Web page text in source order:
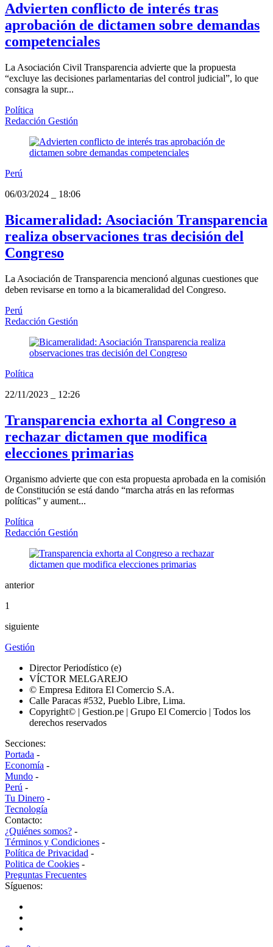
Advierten conflicto de interés tras
aprobación de dictamen sobre demandas
competenciales
La Asociación Civil Transparencia advierte que la propuesta
“excluye las decisiones parlamentarias del control judicial”, lo que
consagra la supr...
Política
Redacción Gestión
Perú
06/03/2024
18:06
Bicameralidad: Asociación Transparencia
realiza observaciones tras decisión del
Congreso
La Asociación de Transparencia mencionó algunas cuestiones que
deben revisarse en torno a la bicameralidad del Congreso.
Perú
Redacción Gestión
Política
22/11/2023
12:26
Transparencia exhorta al Congreso a
rechazar dictamen que modifica
elecciones primarias
Organismo advierte que con esta propuesta aprobada en la comisión
de Constitución se está dando “marcha atrás en las reformas
políticas” y aument...
Política
Redacción Gestión
anterior
1
siguiente
Gestión
Director Periodístico (e)
VÍCTOR MELGAREJO
© Empresa Editora El Comercio S.A.
Calle Paracas #532, Pueblo Libre, Lima.
Copyright© | Gestion.pe | Grupo El Comercio | Todos los
derechos reservados
Secciones:
Portada -
Economía -
Mundo -
Perú -
Tu Dinero -
Tecnología
Contacto:
¿Quiénes somos? -
Términos y Condiciones -
Política de Privacidad -
Politica de Cookies -
Preguntas Frecuentes
Síguenos: